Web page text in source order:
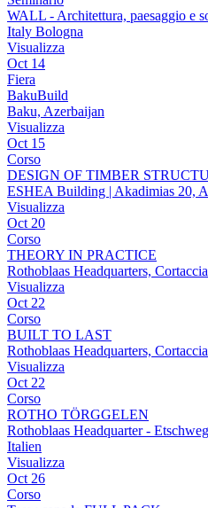
WALL - Architettura, paesaggio e
Italy Bologna
Visualizza
Oct 14
Fiera
BakuBuild
Baku, Azerbaijan
Visualizza
Oct 15
Corso
DESIGN OF TIMBER
ESHEA Building | Akadimias 20,
Visualizza
Oct 20
Corso
THEORY IN PRACTICE
Rothoblaas Headquarters,
Visualizza
Oct 22
Corso
BUILT TO LAST
Rothoblaas Headquarters,
Visualizza
Oct 22
Corso
ROTHO TÖRGGELEN
Rothoblaas Headquarter -
Italien
Visualizza
Oct 26
Corso